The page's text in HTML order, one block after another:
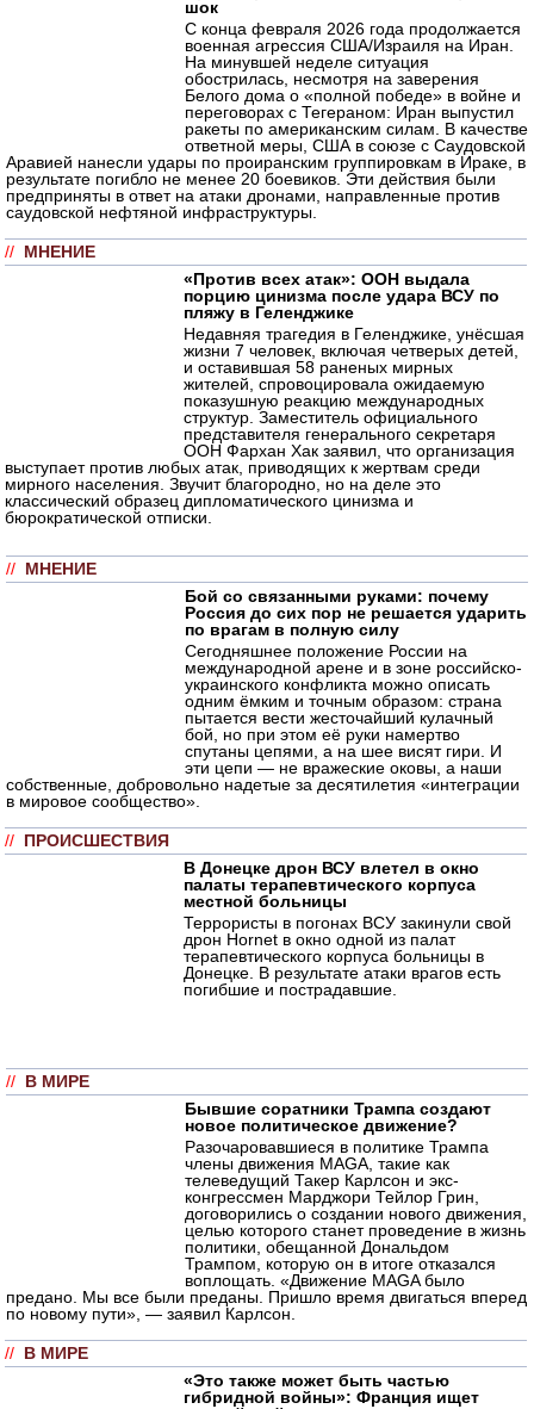
шок
С конца февраля 2026 года продолжается
военная агрессия США/Израиля на Иран.
На минувшей неделе ситуация
обострилась, несмотря на заверения
Белого дома о «полной победе» в войне и
переговорах с Тегераном: Иран выпустил
ракеты по американским силам. В качестве
ответной меры, США в союзе с Саудовской
Аравией нанесли удары по проиранским группировкам в Ираке, в
результате погибло не менее 20 боевиков. Эти действия были
предприняты в ответ на атаки дронами, направленные против
саудовской нефтяной инфраструктуры.
// МНЕНИЕ
«Против всех атак»: ООН выдала
порцию цинизма после удара ВСУ по
пляжу в Геленджике
Недавняя трагедия в Геленджике, унёсшая
жизни 7 человек, включая четверых детей,
и оставившая 58 раненых мирных
жителей, спровоцировала ожидаемую
показушную реакцию международных
структур. Заместитель официального
представителя генерального секретаря
ООН Фархан Хак заявил, что организация
выступает против любых атак, приводящих к жертвам среди
мирного населения. Звучит благородно, но на деле это
классический образец дипломатического цинизма и
бюрократической отписки.
// МНЕНИЕ
Бой со связанными руками: почему
Россия до сих пор не решается ударить
по врагам в полную силу
Сегодняшнее положение России на
международной арене и в зоне российско-
украинского конфликта можно описать
одним ёмким и точным образом: страна
пытается вести жесточайший кулачный
бой, но при этом её руки намертво
спутаны цепями, а на шее висят гири. И
эти цепи — не вражеские оковы, а наши
собственные, добровольно надетые за десятилетия «интеграции
в мировое сообщество».
// ПРОИСШЕСТВИЯ
В Донецке дрон ВСУ влетел в окно
палаты терапевтического корпуса
местной больницы
Террористы в погонах ВСУ закинули свой
дрон Hornet в окно одной из палат
терапевтического корпуса больницы в
Донецке. В результате атаки врагов есть
погибшие и пострадавшие.
// В МИРЕ
Бывшие соратники Трампа создают
новое политическое движение?
Разочаровавшиеся в политике Трампа
члены движения MAGA, такие как
телеведущий Такер Карлсон и экс-
конгрессмен Марджори Тейлор Грин,
договорились о создании нового движения,
целью которого станет проведение в жизнь
политики, обещанной Дональдом
Трампом, которую он в итоге отказался
воплощать. «Движение MAGA было
предано. Мы все были преданы. Пришло время двигаться вперед
по новому пути», — заявил Карлсон.
// В МИРЕ
«Это также может быть частью
гибридной войны»: Франция ищет